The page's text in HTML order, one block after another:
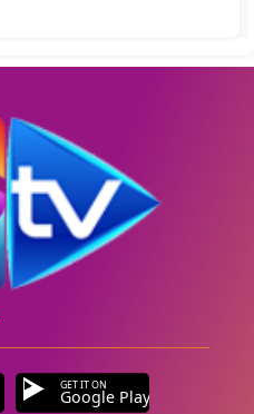
GET IT ON
Google Play